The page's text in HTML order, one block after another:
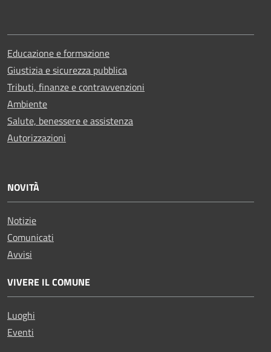
Educazione e formazione
Giustizia e sicurezza pubblica
Tributi, finanze e contravvenzioni
Ambiente
Salute, benessere e assistenza
Autorizzazioni
NOVITÀ
Notizie
Comunicati
Avvisi
VIVERE IL COMUNE
Luoghi
Eventi